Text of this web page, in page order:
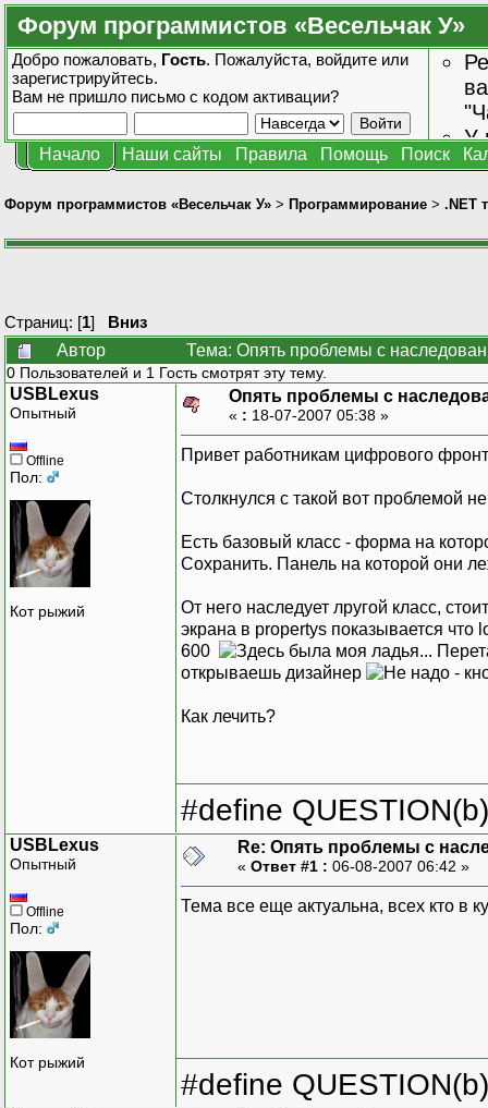
Форум программистов «Весельчак У»
Добро пожаловать, Гость. Пожалуйста, войдите или
зарегистрируйтесь.
Вам не пришло письмо с кодом активации?
У
Начало Наши сайты Правила Помощь Поиск
Форум программистов «Весельчак У» > Программирование > .NET
Страниц: [1] Вниз
Автор
Тема: Опять проблемы с
0 Пользователей и 1 Гость смотрят эту тему.
USBLexus
Опытный
Offline
Пол:
Кот рыжий
Опять проблемы с
« : 18-07-2007 05:38 »
Привет работникам цифрового
Столкнулся с такой вот проблемой
Есть базовый класс - форма на
Сохранить. Панель на которой они
От него наследует лругой класс,
экрана в propertys показывается
600
открываешь дизайнер
-
Как лечить?
#define
USBLexus
Опытный
Offline
Пол:
Кот рыжий
Re: Опять проблемы с
« Ответ #1 : 06-08-2007 06:42 »
Тема все еще актуальна, всех кто в
#define